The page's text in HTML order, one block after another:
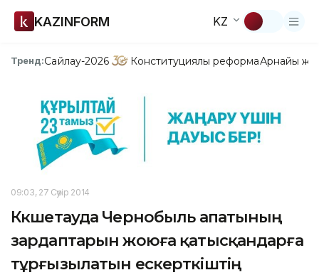
KAZINFORM KZ
Тренд:Сайлау-2026 Конституциялық реформаАрнайы
09:03, 27 Сәуір 2014
Көкшетауда Чернобыль апатының
зардаптарын жоюға қатысқандарға
тұрғызылатын ескерткіштің